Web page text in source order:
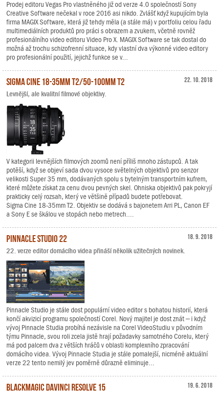
Prodej editoru Vegas Pro vlastněného již od verze 4.0 společností Sony
Creative Software nečekal v roce 2016 asi nikdo. Zvlášť když kupujícím byla
firma MAGIX Software, která již tehdy měla (a stále má) v portfoliu celou řadu
multimediálních produktů pro práci s obrazem a zvukem, včetně rovněž
profesionálního video editoru Video Pro X. MAGIX Software se tak dostal do
možná až trochu schizofrenní situace, kdy vlastní dva výkonné video editory
pro profesionální použití, jejichž funkce se v...
22. 10. 2018
Sigma Cine 18-35mm T2/50-100mm T2
Levnější, ale kvalitní filmové objektivy.
V kategorii levnějších filmových zoomů není příliš mnoho zástupců. A tak
potěší, když se objeví sada dvou vysoce světelných objektivů pro senzor
velikosti Super 35 mm, dodávaných spolu s bytelným transportním kufrem,
které můžete získat za cenu dvou pevných skel. Ohniska objektivů pak pokryjí
prakticky celý rozsah, který ve většině případů budete potřebovat.
Sigma Cine 18-35mm T2. Objektiv se dodává s bajonetem Arri PL, Canon EF
a Sony E se škálou ve stopách nebo metrech....
18. 9. 2018
Pinnacle Studio 22
22. verze editor domácího videa přináší několik užitečných novinek.
Pinnacle Studio je stále dost populární video editor s bohatou historií, která
končí akvizicí programu společností Corel. Nový majitel je dost znát – i když
vývoj Pinnacle Studia probíhá nezávisle na Corel VideoStudiu v původním
týmu Pinnacle, svou roli zcela jistě hrají požadavky samotného Corelu, který
má pod palcem dva z větších hráčů v oblasti komplexního zpracování
domácího videa. Vývoj Pinnacle Studia je stále pomalejší, nicméně aktuální
verze 22 tento nemilý jev poměrně důrazně eliminuje...
19. 6. 2018
Blackmagic DaVinci Resolve 15